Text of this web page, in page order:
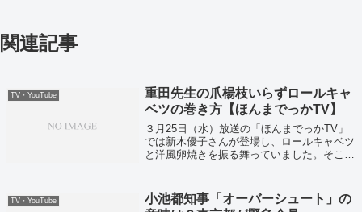
関連記事
TV・YouTube
重田先生の爪楊枝いらずロールキャ
ベツの巻き方【ほんまでっかTV】
３月25日（水）放送の「ほんまでっかTV」
では新木優子さんが登場し、ロールキャベツ
と洋風卵焼きを振る舞っていました。そこで
TV・YouTube
小池都知事「オーバーシュート」の